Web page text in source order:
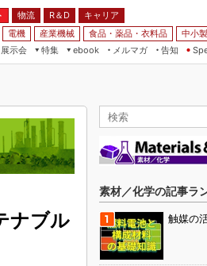
物流 R＆D
キャリア
電機 産業機械 食品・薬品・衣料品
中小
展示会
特集
ebook
メルマガ
告知
ナブル
素材／化学の記事ラ
触媒の